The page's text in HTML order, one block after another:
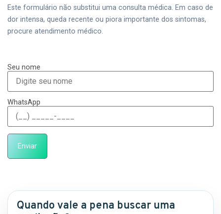
Este formulário não substitui uma consulta médica. Em caso de
dor intensa, queda recente ou piora importante dos sintomas,
procure atendimento médico.
Seu nome
WhatsApp
Quando vale a pena buscar uma